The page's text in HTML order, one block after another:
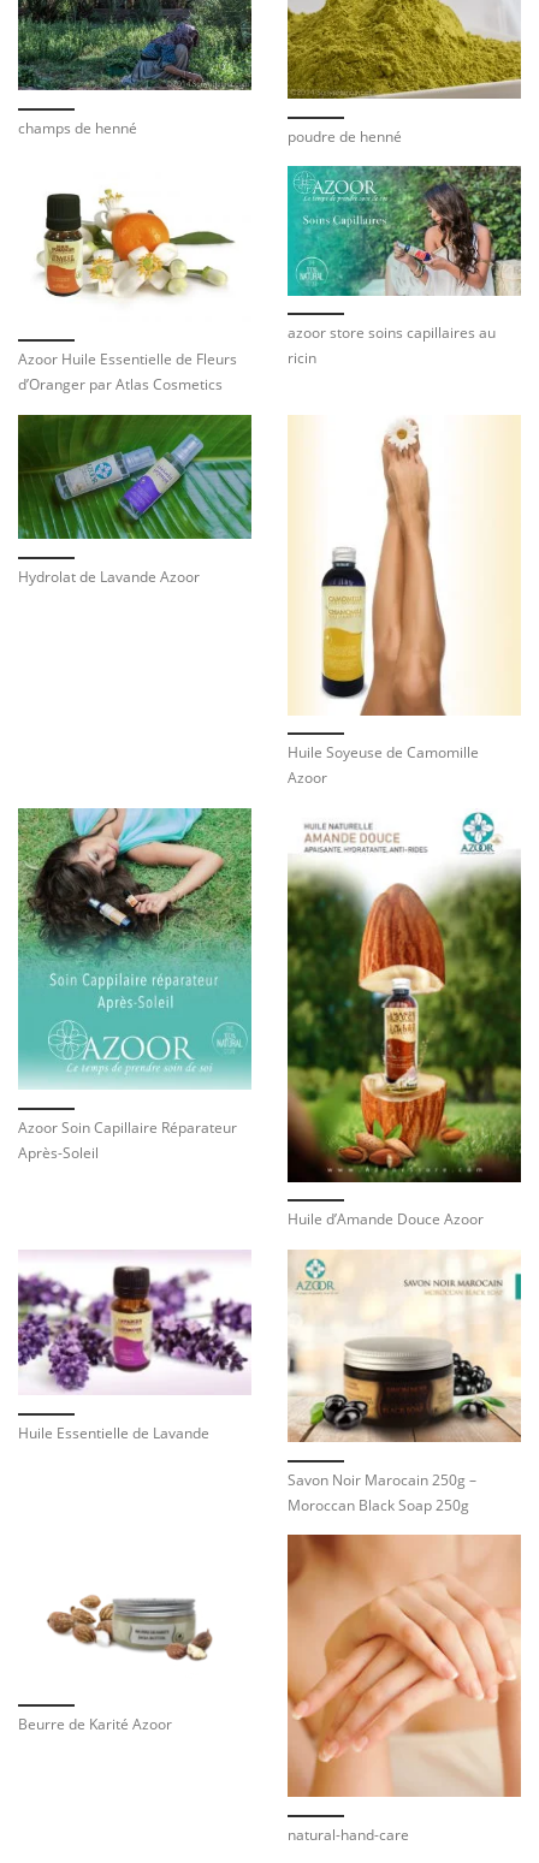
champs de henné poudre de henné
Azoor Huile Essentielle de Fleurs
d’Oranger par Atlas Cosmetics
azoor store soins capillaires au
ricin
Hydrolat de Lavande Azoor
Huile Soyeuse de Camomille
Azoor
Azoor Soin Capillaire Réparateur
Après-Soleil
Huile d’Amande Douce Azoor
Huile Essentielle de Lavande
Savon Noir Marocain 250g –
Moroccan Black Soap 250g
Beurre de Karité Azoor
natural-hand-care